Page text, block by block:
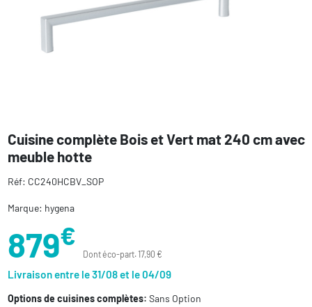
Cuisine complète Bois et Vert mat 240 cm avec
meuble hotte
Réf: CC240HCBV_SOP
Marque: hygena
879€
Dont éco-part. 17,90 €
Livraison entre le 31/08 et le 04/09
Options de cuisines complètes: Sans Option